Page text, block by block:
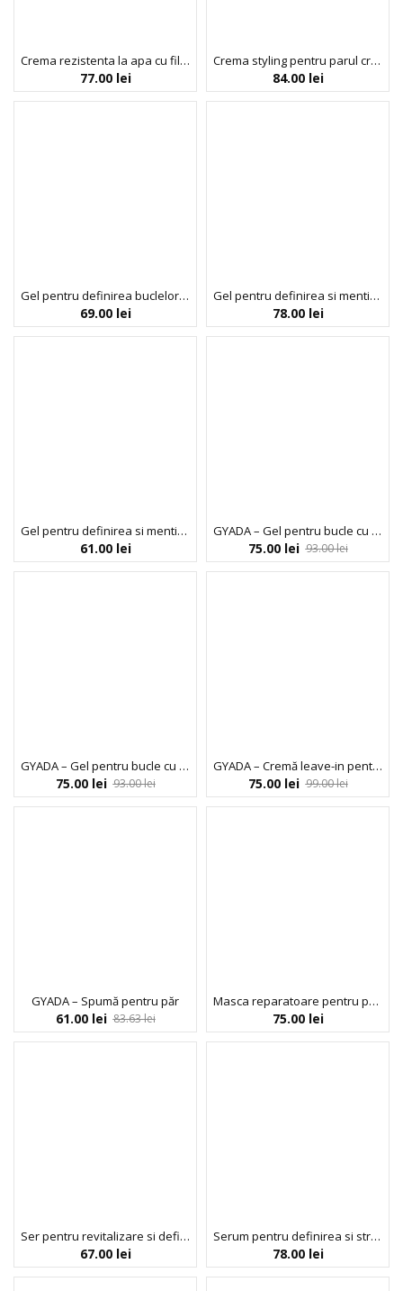
Crema rezistenta la apa cu filtru UV, pentru protectia parului in piscine si mare, Swim Proof, Umberto Giannini, 150 ml
77.00 lei
Crema styling pentru parul cret, fara caldura, sustinere medie, Banana Coconut Air-Dry, Umberto Giannini, 150 ml
84.00 lei
Gel pentru definirea buclelor, Curl Jelly Scrunching Jelly, Umberto Giannini, 200 ml
69.00 lei
Gel pentru definirea si mentinerea buclelor copii, Actikids, Activilong, 260 ml
78.00 lei
Gel pentru definirea si mentinerea buclelor, Acticurl, Activilong, 260 ml
61.00 lei
GYADA – Gel pentru bucle cu fixare puternică 125 ml
93.00lei
75.00 lei
GYADA – Gel pentru bucle cu fixare ușoară 125 ml
93.00lei
75.00 lei
GYADA – Cremă leave-in pentru bucle 200 ml
99.00lei
75.00 lei
GYADA – Spumă pentru păr
83.63lei
61.00 lei
Masca reparatoare pentru par deteriorat si varfuri despicate, Urgent Repair, Umberto Giannini, 200 ml
75.00 lei
Ser pentru revitalizare si definire bucle (5.13), Noah, 125 ml
67.00 lei
Serum pentru definirea si stralucirea buclelor, Acticurl, Activilong, 125 ml
78.00 lei